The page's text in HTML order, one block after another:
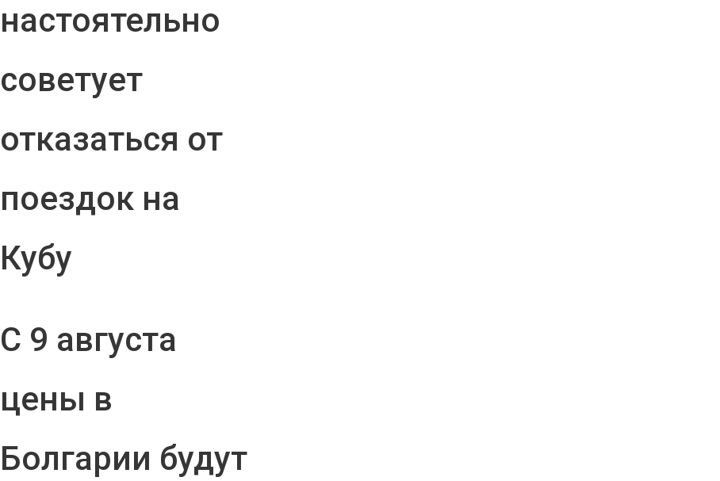
настоятельно
советует
отказаться от
поездок на
Кубу
С 9 августа
цены в
Болгарии будут